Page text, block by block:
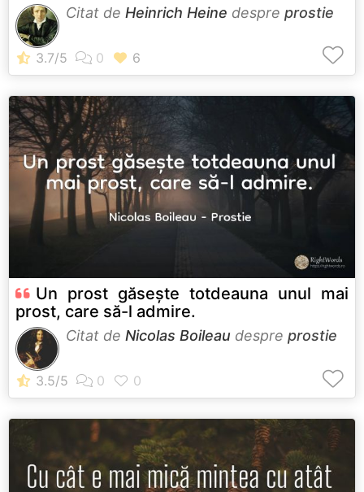
Citat de Heinrich Heine despre prostie
Un prost găsește totdeauna unul mai
prost, care să-l admire.
Citat de Nicolas Boileau despre prostie